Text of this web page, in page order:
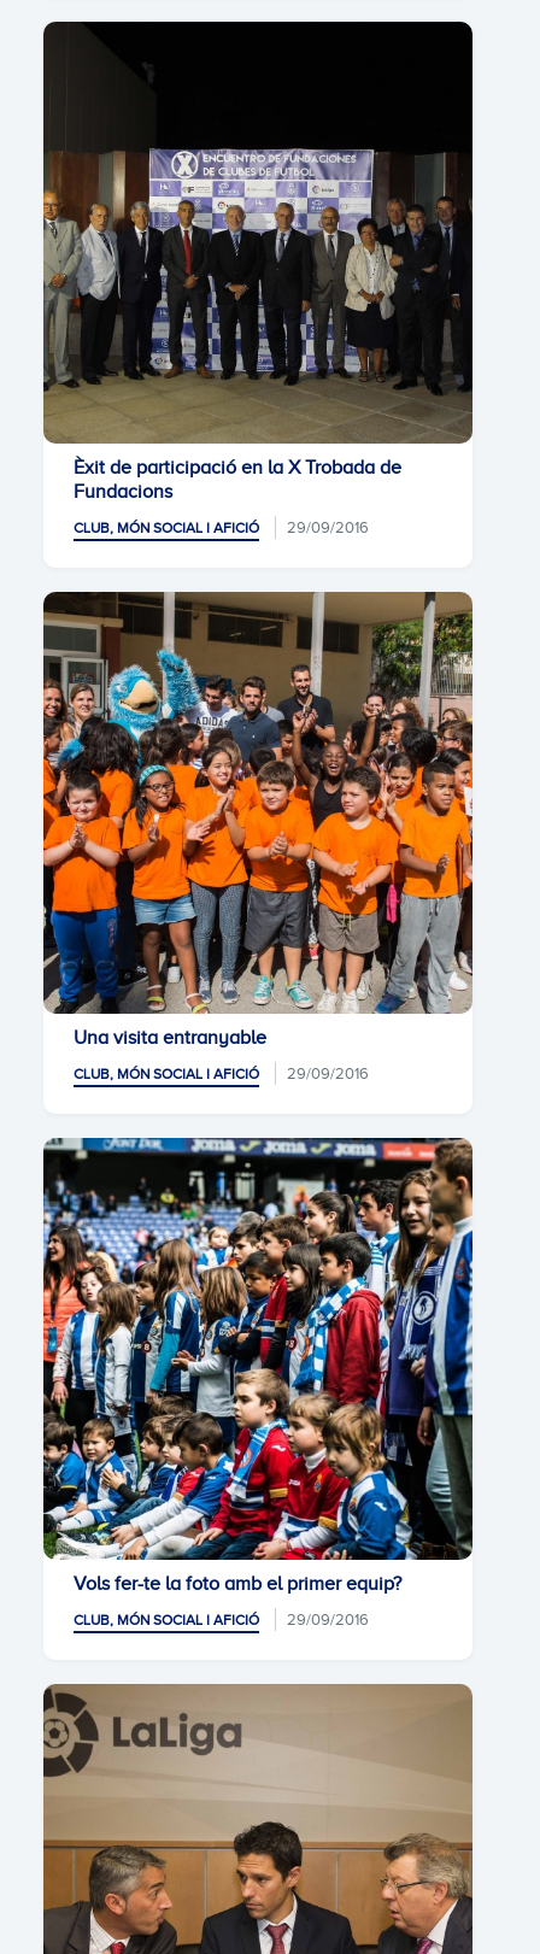
Èxit de participació en la X Trobada de
Fundacions
CLUB, MÓN SOCIAL I AFICIÓ 29/09/2016
Una visita entranyable
CLUB, MÓN SOCIAL I AFICIÓ 29/09/2016
Vols fer-te la foto amb el primer equip?
CLUB, MÓN SOCIAL I AFICIÓ 29/09/2016